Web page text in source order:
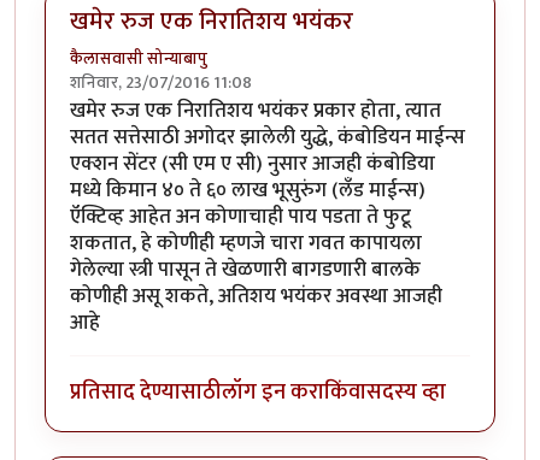
खमेर रुज एक निरातिशय भयंकर
कैलासवासी सोन्याबापु
शनिवार, 23/07/2016 11:08
खमेर रुज एक निरातिशय भयंकर प्रकार होता, त्यात
सतत सत्तेसाठी अगोदर झालेली युद्धे, कंबोडियन माईन्स
एक्शन सेंटर (सी एम ए सी) नुसार आजही कंबोडिया
मध्ये किमान ४० ते ६० लाख भूसुरुंग (लँड माईन्स)
ऍक्टिव्ह आहेत अन कोणाचाही पाय पडता ते फुटू
शकतात, हे कोणीही म्हणजे चारा गवत कापायला
गेलेल्या स्त्री पासून ते खेळणारी बागडणारी बालके
कोणीही असू शकते, अतिशय भयंकर अवस्था आजही
आहे
प्रतिसाद देण्यासाठीलॉग इन कराकिंवासदस्य व्हा